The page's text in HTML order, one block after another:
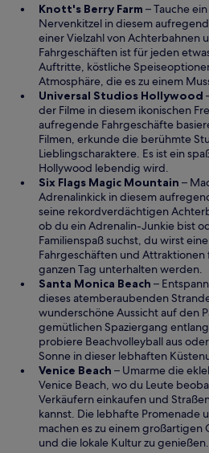
Knott's Berry Farm W
i
r
d
i
n
e
i
n
e
m
n
e
u
e
n
F
e
n
s
t
e
r
g
e
ö
f
f
n
e
t
– Tauche
Nervenkitzel in diesem
einer Vielzahl von Achterbahnen
Fahrgeschäften ist für jeden
Auftritte, köstliche
Atmosphäre, die es zu einem
Universal Studios Hollywood
i
r
d
i
e
i
n
e
n
u
e
n
F
e
n
s
t
e
r
g
e
der Filme in diesem ikonischen
aufregende Fahrgeschäfte
Filmen, erkunde die berühmte
Lieblingscharaktere. Es ist ein
Hollywood lebendig wird.
Six Flags Magic Mountain W
i
r
d
i
n
e
i
n
e
m
n
e
u
e
n
F
e
n
–
Adrenalinkick in diesem
seine rekordverdächtigen
ob du ein Adrenalin-Junkie bist
Familienspaß suchst, du wirst
Fahrgeschäften und
ganzen Tag unterhalten werden.
Santa Monica Beach W
i
r
d
i
n
e
i
n
e
m
n
–
dieses atemberaubenden
wunderschöne Aussicht auf den
gemütlichen Spaziergang
probiere Beachvolleyball aus
Sonne in dieser lebhaften
Venice Beach W
i
r
d
i
n
– Umarme die
Venice Beach, wo du Leute
Verkäufern einkaufen und
kannst. Die lebhafte Promenade
machen es zu einem großartigen
und die lokale Kultur zu genießen.